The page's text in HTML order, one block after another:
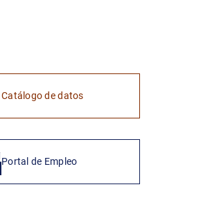
Catálogo de datos
Portal de Empleo